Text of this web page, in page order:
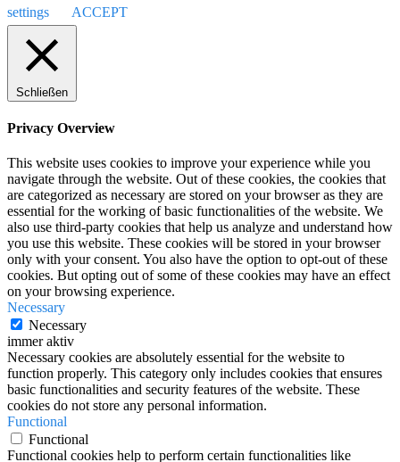
settings
ACCEPT
Schließen
Privacy Overview
This website uses cookies to improve your experience while you
navigate through the website. Out of these cookies, the cookies that
are categorized as necessary are stored on your browser as they are
essential for the working of basic functionalities of the website. We
also use third-party cookies that help us analyze and understand how
you use this website. These cookies will be stored in your browser
only with your consent. You also have the option to opt-out of these
cookies. But opting out of some of these cookies may have an effect
on your browsing experience.
Necessary
Necessary
immer aktiv
Necessary cookies are absolutely essential for the website to
function properly. This category only includes cookies that ensures
basic functionalities and security features of the website. These
cookies do not store any personal information.
Functional
Functional
Functional cookies help to perform certain functionalities like